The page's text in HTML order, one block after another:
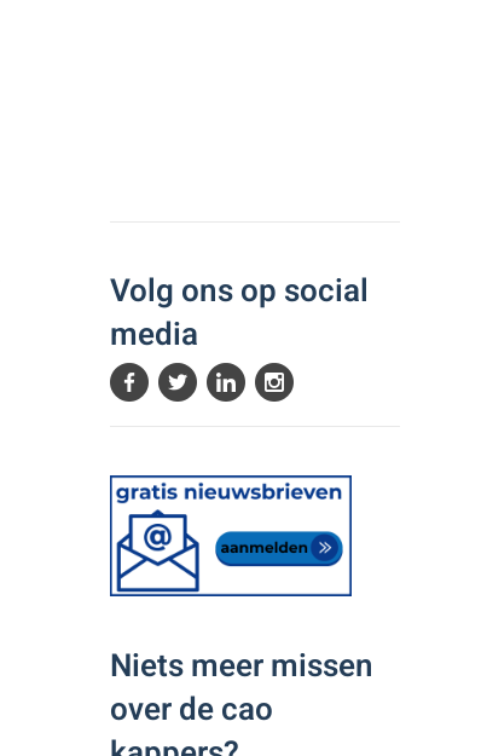
Volg ons op social
media
Niets meer missen
over de cao